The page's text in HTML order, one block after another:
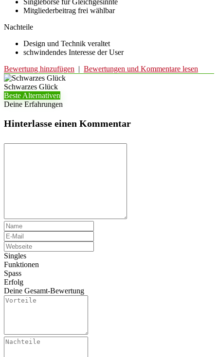
Singlebörse für Gleichgesinnte
Mitgliederbeitrag frei wählbar
Nachteile
Design und Technik veraltet
schwindendes Interesse der User
Bewertung hinzufügen | Bewertungen und Kommentare lesen
Schwarzes Glück
Beste Alternativen
Deine Erfahrungen
Hinterlasse einen Kommentar
Singles
Funktionen
Spass
Erfolg
Deine Gesamt-Bewertung